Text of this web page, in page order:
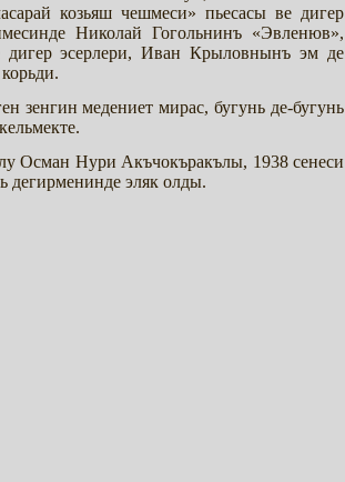
козьяш чешмеси» пьесасы ве дигер
Николай Гогольнинъ «Эвленюв»,
эсерлери, Иван Крыловнынъ эм де
зенгин медениет мирас, бугунь де-бугунь
Осман Нури Акъчокъракълы, 1938 сенеси
дегирменинде эляк олды.